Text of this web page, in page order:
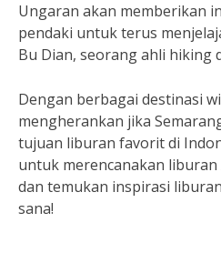
Ungaran akan memberikan
pendaki untuk terus
Bu Dian, seorang ahli hiking
Dengan berbagai destinasi
mengherankan jika
tujuan liburan favorit di
untuk merencanakan liburan
dan temukan inspirasi
sana!